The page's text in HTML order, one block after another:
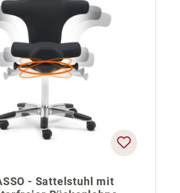
- Sattelstuhl mit